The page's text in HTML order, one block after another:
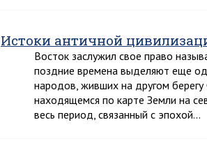
Истоки античной
Восток заслужил свое право
поздние времена выделяют еще
народов, живших на другом
находящемся по карте Земли на
весь период, связанный с эпохой…